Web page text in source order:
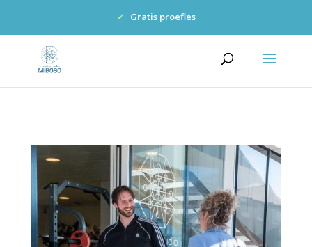
✓ Gratis proefles